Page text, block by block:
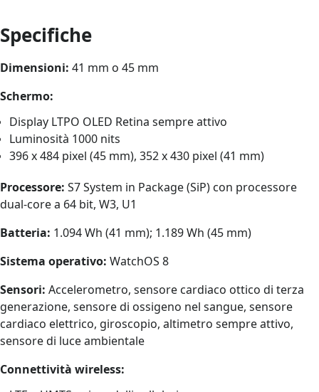
Specifiche
Dimensioni: 41 mm o 45 mm
Schermo:
Display LTPO OLED Retina sempre attivo
Luminosità 1000 nits
396 x 484 pixel (45 mm), 352 x 430 pixel (41 mm)
Processore: S7 System in Package (SiP) con processore
dual-core a 64 bit, W3, U1
Batteria: 1.094 Wh (41 mm); 1.189 Wh (45 mm)
Sistema operativo: WatchOS 8
Sensori: Accelerometro, sensore cardiaco ottico di terza
generazione, sensore di ossigeno nel sangue, sensore
cardiaco elettrico, giroscopio, altimetro sempre attivo,
sensore di luce ambientale
Connettività wireless: